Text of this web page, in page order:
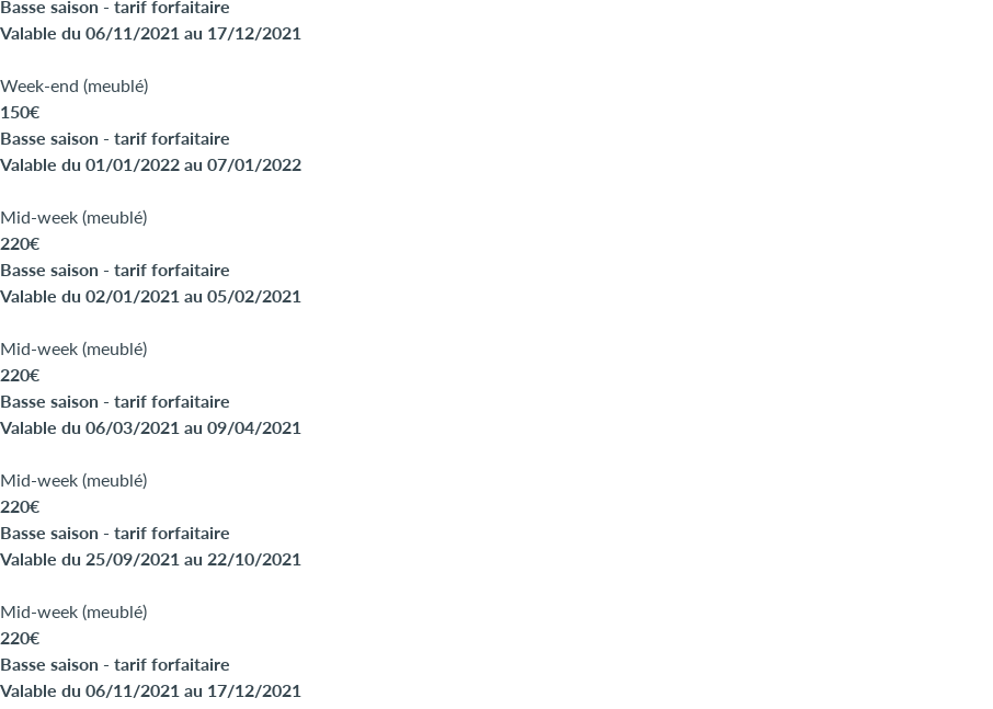
Basse saison - tarif forfaitaire
Valable du 06/11/2021 au 17/12/2021
Week-end (meublé)
150€
Basse saison - tarif forfaitaire
Valable du 01/01/2022 au 07/01/2022
Mid-week (meublé)
220€
Basse saison - tarif forfaitaire
Valable du 02/01/2021 au 05/02/2021
Mid-week (meublé)
220€
Basse saison - tarif forfaitaire
Valable du 06/03/2021 au 09/04/2021
Mid-week (meublé)
220€
Basse saison - tarif forfaitaire
Valable du 25/09/2021 au 22/10/2021
Mid-week (meublé)
220€
Basse saison - tarif forfaitaire
Valable du 06/11/2021 au 17/12/2021